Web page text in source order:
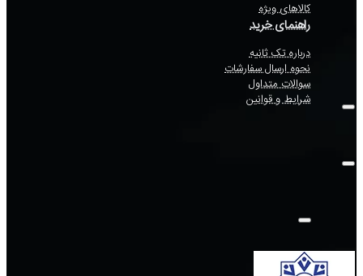
کالاهای ویژه
راهنمای خرید
درباره تک ثانیه
نحوه ارسال سفارشات
سوالات متداول
شرایط و قوانین